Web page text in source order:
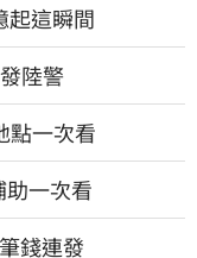
起這瞬間
陸警
一次看
一次看
錢連發